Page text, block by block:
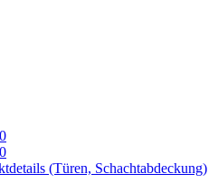
(Türen, Schachtabdeckung)